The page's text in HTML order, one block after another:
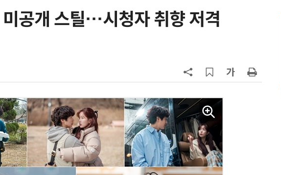
공개 스틸…시청자 취향 저격
양자컴퓨팅 비즈니스·기술 입문 1-Day 워크샵 - 큐비트·양자 알고리듬·Qiskit 실습으로 이해하는 차세대